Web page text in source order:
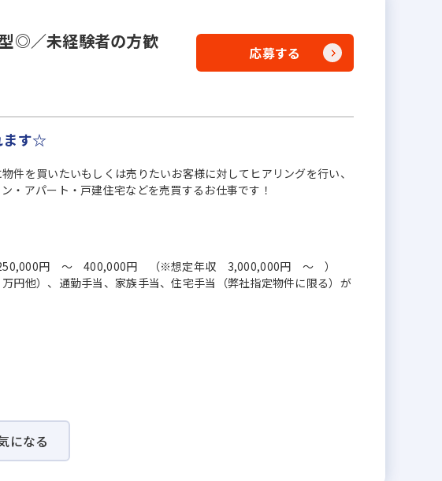
◎／未経験者の方歓
応募する
ます☆
件を買いたいもしくは売りたいお客様に対してヒアリングを行い、
・アパート・戸建住宅などを売買するお仕事です！
250,000円 ～ 400,000円 （※想定年収 3,000,000円 ～ ）
円他）、通勤手当、家族手当、住宅手当（弊社指定物件に限る）が
になる